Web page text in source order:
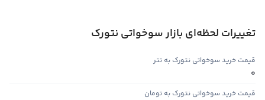
تغییرات لحظه‌ای بازار سوخواتی نتورک
قیمت خرید سوخواتی نتورک به تتر
0
قیمت خرید سوخواتی نتورک به تومان